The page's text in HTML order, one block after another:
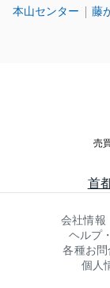
本山センター 藤
売
首
会社情報
ヘルプ
各種お
個人